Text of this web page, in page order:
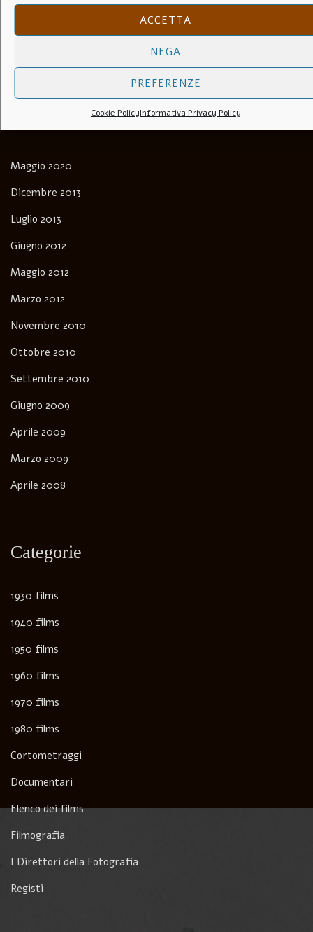
ACCETTA
NEGA
PREFERENZE
Cookie PolicyInformativa Privacy Policy
Luca MarterasuAnchise Brizzi
Andrea BernardinisuBiografia. Come imparai a dipingere
Maggio 2020
Dicembre 2013
Luglio 2013
Giugno 2012
Maggio 2012
Marzo 2012
Novembre 2010
Ottobre 2010
Settembre 2010
Giugno 2009
Aprile 2009
Marzo 2009
Aprile 2008
Categorie
1930 films
1940 films
1950 films
1960 films
1970 films
1980 films
Cortometraggi
Documentari
Elenco dei films
Filmografia
I Direttori della Fotografia
Registi